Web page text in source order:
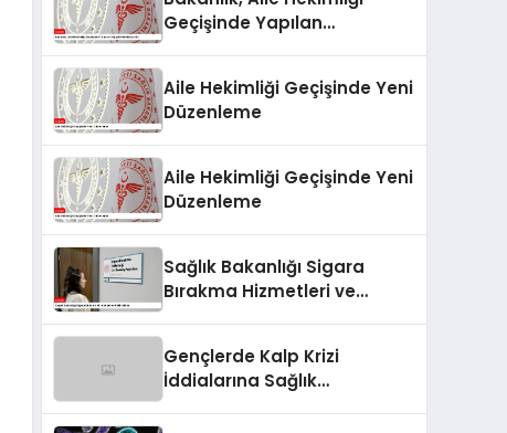
Geçişinde Yapılan
Aile Hekimliği Geçişinde Yeni
Düzenleme
Aile Hekimliği Geçişinde Yeni
Düzenleme
Sağlık Bakanlığı Sigara
Bırakma Hizmetleri ve
Gençlerde Kalp Krizi
İddialarına Sağlık